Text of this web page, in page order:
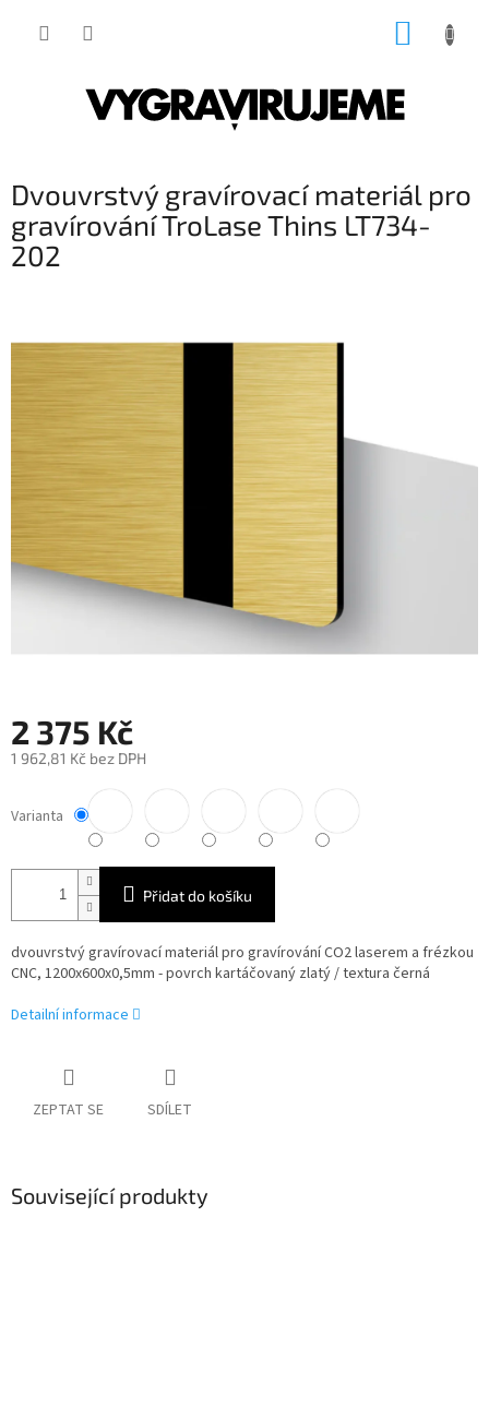
Dvouvrstvý gravírovací materiál pro
gravírování TroLase Thins LT734-
202
2 375 Kč
1 962,81 Kč bez DPH
cena:
Varianta
Přidat do košíku
dvouvrstvý gravírovací materiál pro gravírování CO2 laserem a frézkou
CNC, 1200x600x0,5mm - povrch kartáčovaný zlatý / textura černá
Detailní informace
ZEPTAT SE SDÍLET
Související produkty